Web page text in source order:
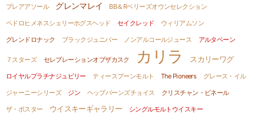
ブレアアソール
グレンマレイ
BB＆Rベリーズオウンセレクション
ペドロヒメネスシェリーホグスヘッド
セイクレッド
ウィリアムソン
グレンドロナック
ブラックジュニパー ノンアルコールジュース アルタベーン
７スターズ セレブレーションオブザカスク カリラ スカリーワグ
ロイヤルプラチナジュビリー ティースプーンモルト The Pioneers
グレース・イル
ジャーニーシリーズ
ジン ヘップバーンズチョイス
クリスチャン・ビネール
ザ・ポスター
ウイスキーギャラリー
シングルモルトウイスキー